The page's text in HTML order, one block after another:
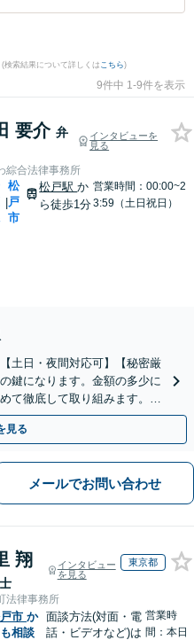
(検索結果について詳しくは こちら)
9件中 1-9件を表示
要介 弁
インタビューを
見る
綜合法律事務所
|
松
戸
市
松戸駅か
ら徒歩1分
営業時間：00:00~2
3:59（土日祝日）
土日・夜間対応可】【秘密厳
鍵になります。金額の多少に
て徹底して取り組みます。ま
見る
メールでお問い合わせ
翔
インタビュー
を見る
東京都
法律事務所
市 か
相談
面談方法(対面・電
話・ビデオなど)は
営業時
間：本日